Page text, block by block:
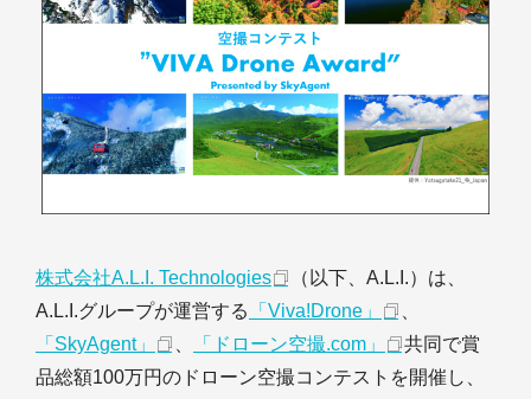
株式会社A.L.I. Technologies
（以下、A.L.I.）は、
A.L.I.グループが運営する
「Viva!Drone」
「SkyAgent」
「ドローン空撮.com」
共同で賞
品総額100万円のドローン空撮コンテストを開催し、